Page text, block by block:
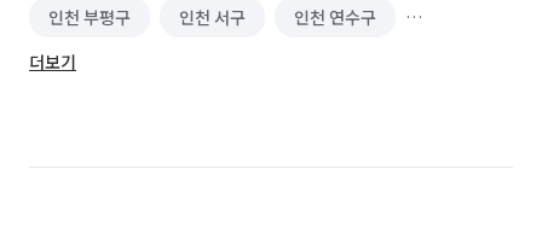
인천 부평구 인천 서구 인천 연수구
인천 옹진군
더보기